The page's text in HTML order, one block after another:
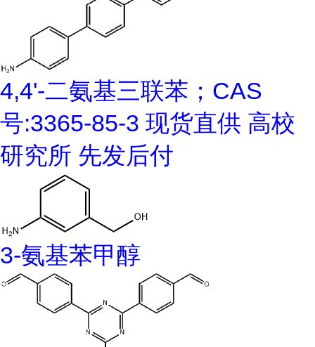
4,4'-二氨基三联苯；CAS
号:3365-85-3 现货直供 高校
研究所 先发后付
3-氨基苯甲醇